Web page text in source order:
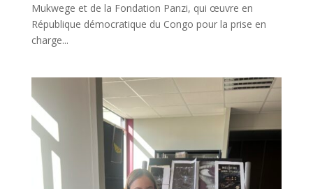
Mukwege et de la Fondation Panzi, qui œuvre en
République démocratique du Congo pour la prise en
charge...